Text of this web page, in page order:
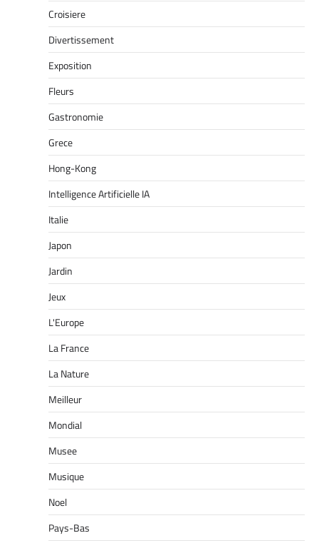
Croisiere
Divertissement
Exposition
Fleurs
Gastronomie
Grece
Hong-Kong
Intelligence Artificielle IA
Italie
Japon
Jardin
Jeux
L'Europe
La France
La Nature
Meilleur
Mondial
Musee
Musique
Noel
Pays-Bas